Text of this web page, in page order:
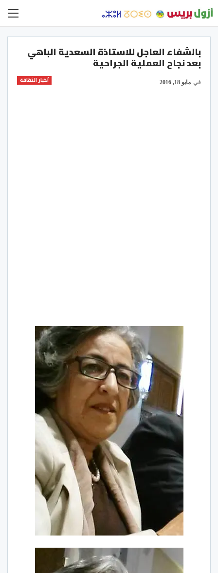
بالشفاء العاجل للاستاذة السعدية الباهي
بعد نجاح العملية الجراحية
أخبار الثقافة في مايو 18, 2016